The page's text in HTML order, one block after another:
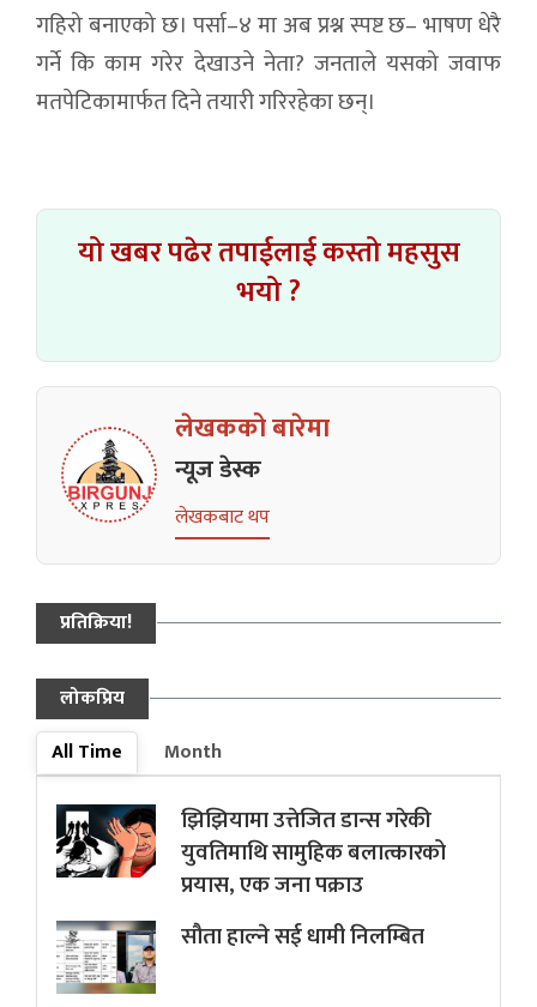
गहिरो बनाएको छ। पर्सा–४ मा अब प्रश्न स्पष्ट छ– भाषण धेरै
गर्ने कि काम गरेर देखाउने नेता? जनताले यसको जवाफ
मतपेटिकामार्फत दिने तयारी गरिरहेका छन्।
यो खबर पढेर तपाईलाई कस्तो महसुस
भयो ?
लेखकको बारेमा
न्यूज डेस्क
लेखकबाट थप
प्रतिक्रिया!
लोकप्रिय
All Time
Month
झिझियामा उत्तेजित डान्स गरेकी
युवतिमाथि सामुहिक बलात्कारको
प्रयास, एक जना पक्राउ
सौता हाल्ने सई धामी निलम्बित